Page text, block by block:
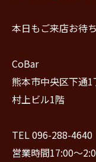
本日もご来店お待
CoBar
熊本市中央区下通
村上ビル1階
TEL 096-288-4640
営業時間17:00〜